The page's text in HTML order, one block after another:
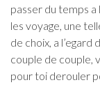
passer du temps a
les voyage, une
de choix, a
couple de couple,
pour toi derouler